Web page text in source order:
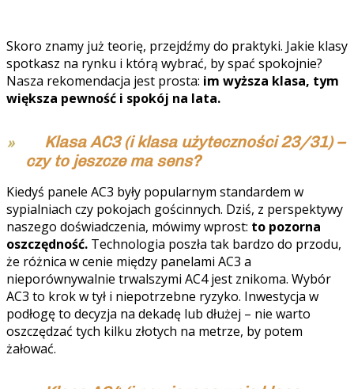
Skoro znamy już teorię, przejdźmy do praktyki. Jakie klasy
spotkasz na rynku i którą wybrać, by spać spokojnie?
Nasza rekomendacja jest prosta: im wyższa klasa, tym
większa pewność i spokój na lata.
Klasa AC3 (i klasa użyteczności 23/31) –
czy to jeszcze ma sens?
Kiedyś panele AC3 były popularnym standardem w
sypialniach czy pokojach gościnnych. Dziś, z perspektywy
naszego doświadczenia, mówimy wprost: to pozorna
oszczędność. Technologia poszła tak bardzo do przodu,
że różnica w cenie między panelami AC3 a
nieporównywalnie trwalszymi AC4 jest znikoma. Wybór
AC3 to krok w tył i niepotrzebne ryzyko. Inwestycja w
podłogę to decyzja na dekadę lub dłużej – nie warto
oszczędzać tych kilku złotych na metrze, by potem
żałować.